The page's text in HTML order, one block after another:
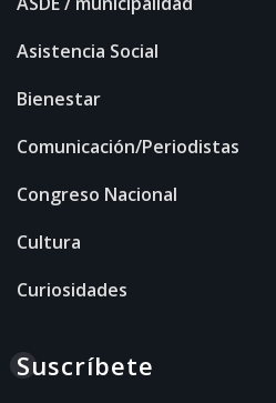
Asistencia Social
Bienestar
Comunicación/Periodistas
Congreso Nacional
Cultura
Curiosidades
Suscríbete